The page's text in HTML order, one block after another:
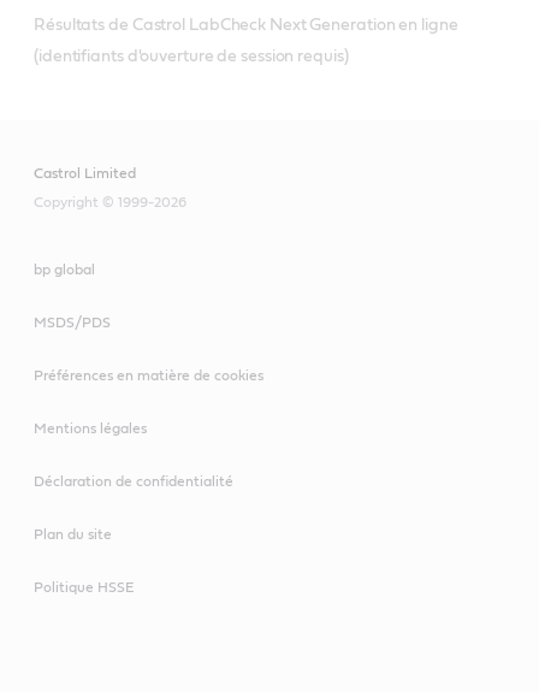
Résultats de Castrol LabCheck Next Generation en ligne
(identifiants d'ouverture de session requis)
Castrol Limited
Copyright © 1999-2026
bp global
MSDS/PDS
Préférences en matière de cookies
Mentions légales
Déclaration de confidentialité
Plan du site
Politique HSSE